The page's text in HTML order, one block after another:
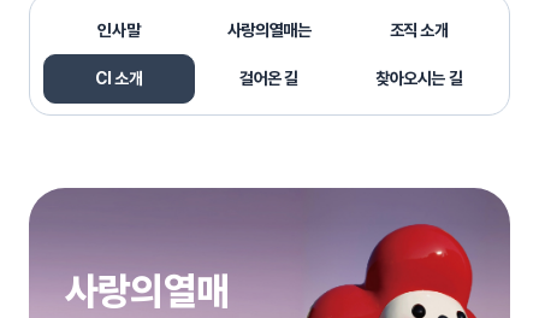
인사말 사랑의열매는 조직 소개
CI 소개
선택됨 걸어온 길 찾아오시는 길
사랑의열매